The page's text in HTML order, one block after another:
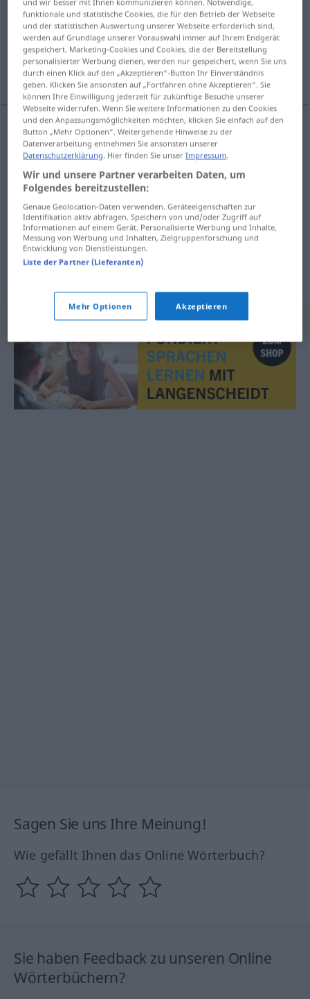
Übersicht aller Übersetzungen
(Für mehr Details die Übersetzung anklicken/antippen)
Wettstreit Wettbewerb, Konkurrenz
Wettstreit M rekabet
Wettbewerb M rekabet
Konkurrenz F rekabet
Sagen Sie uns Ihre Meinung!
Wie gefällt Ihnen das Online Wörterbuch?
Sie haben Feedback zu unseren Online
Wörterbüchern?
funktionale und statistische Cookies, die für den Betrieb der Webseite
und der statistischen Auswertung unserer Webseite erforderlich sind,
werden auf Grundlage unserer Vorauswahl immer auf Ihrem Endgerät
gespeichert. Marketing-Cookies und Cookies, die der Bereitstellung
personalisierter Werbung dienen, werden nur gespeichert, wenn Sie uns
durch einen Klick auf den „Akzeptieren“-Button Ihr Einverständnis
geben. Klicken Sie ansonsten auf „Fortfahren ohne Akzeptieren“. Sie
können Ihre Einwilligung jederzeit für zukünftige Besuche unserer
Webseite widerrufen. Wenn Sie weitere Informationen zu den Cookies
und den Anpassungsmöglichkeiten möchten, klicken Sie einfach auf den
Button „Mehr Optionen“. Weitergehende Hinweise zu der
Datenverarbeitung entnehmen Sie ansonsten unserer
Datenschutzerklärung. Hier finden Sie unserImpressum.
Wir und unsere Partner verarbeiten Daten, um
Folgendes bereitzustellen:
Genaue Geolocation-Daten verwenden. Geräteeigenschaften zur
Identifikation aktiv abfragen. Speichern von und/oder Zugriff auf
Informationen auf einem Gerät. Personalisierte Werbung und Inhalte,
Messung von Werbung und Inhalten, Zielgruppenforschung und
Entwicklung von Dienstleistungen.
Liste der Partner (Lieferanten)
Mehr Optionen Akzeptieren